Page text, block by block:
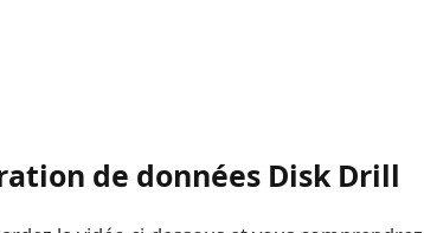
de données Disk Drill